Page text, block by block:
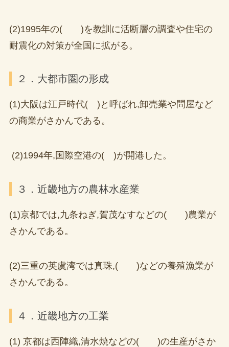
(2)1995年の( )を教訓に活断層の調査や住宅の
耐震化の対策が全国に拡がる。
２．大都市圏の形成
(1)大阪は江戸時代( )と呼ばれ,卸売業や問屋など
の商業がさかんである。
(2)1994年,国際空港の( )が開港した。
３．近畿地方の農林水産業
(1)京都では,九条ねぎ,賀茂なすなどの( )農業が
さかんである。
(2)三重の英虞湾では真珠,( )などの養殖漁業が
さかんである。
４．近畿地方の工業
(1) 京都は西陣織,清水焼などの( )の生産がさか